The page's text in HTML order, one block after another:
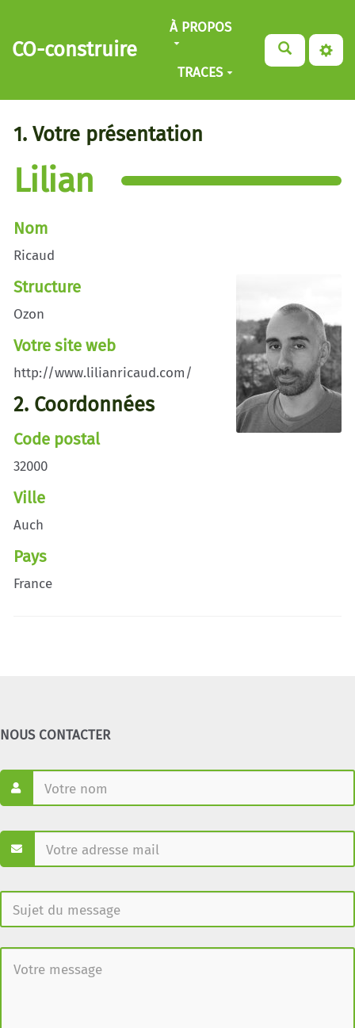
Aller au contenu principal
CO-construire
À PROPOS
TRACES
1. Votre présentation
Lilian
Nom
Ricaud
Structure
Ozon
Votre site web
http://www.lilianricaud.com/
2. Coordonnées
Code postal
32000
Ville
Auch
Pays
France
NOUS CONTACTER